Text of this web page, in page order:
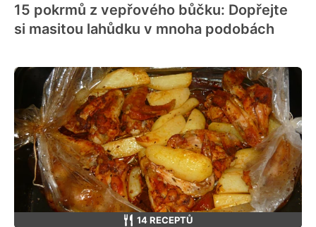
15 pokrmů z vepřového bůčku: Dopřejte
si masitou lahůdku v mnoha podobách
14 RECEPTŮ